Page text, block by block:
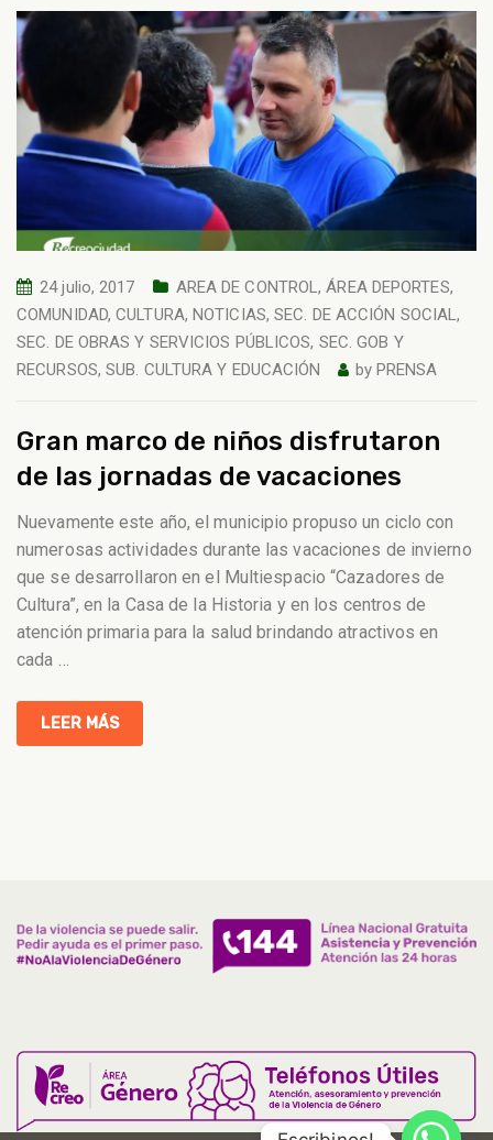
24 julio, 2017 AREA DE CONTROL,ÁREA DEPORTES,
COMUNIDAD,CULTURA,NOTICIAS,SEC. DE ACCIÓN SOCIAL,
SEC. DE OBRAS Y SERVICIOS PÚBLICOS, SEC. GOB Y
RECURSOS,SUB. CULTURA Y EDUCACIÓN by PRENSA
Gran marco de niños disfrutaron
de las jornadas de vacaciones
Nuevamente este año, el municipio propuso un ciclo con
numerosas actividades durante las vacaciones de invierno
que se desarrollaron en el Multiespacio “Cazadores de
Cultura”, en la Casa de la Historia y en los centros de
atención primaria para la salud brindando atractivos en
cada …
LEER MÁS